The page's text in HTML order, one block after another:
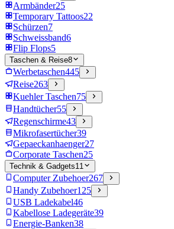
Armbänder25
Temporary Tattoos22
Schürzen7
Schweissband6
Flip Flops5
Taschen & Reise8
Werbetaschen445
Reise263
Kuehler Taschen75
Handtücher55
Regenschirme43
Mikrofasertücher39
Gepaeckanhaenger27
Corporate Taschen25
Technik & Gadgets11
Computer Zubehoer267
Handy Zubehoer125
USB Ladekabel46
Kabellose Ladegeräte39
Energie-Banken38